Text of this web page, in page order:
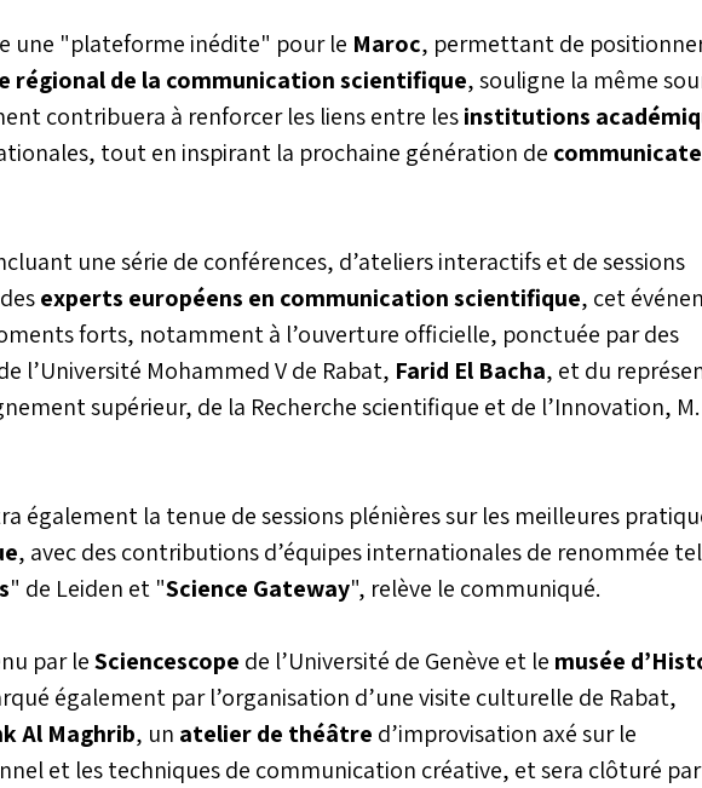
une "plateforme inédite" pour le Maroc, permettant de
régional de la communication scientifique, souligne la même
contribuera à renforcer les liens entre lesinstitutions
tout en inspirant la prochaine génération de
une série de conférences, d’ateliers interactifs et de sessions
experts européens en communication scientifique, cet
forts, notamment à l’ouverture officielle, ponctuée par des
l’Université Mohammed V de Rabat, Farid El Bacha, et du
supérieur, de la Recherche scientifique et de l’Innovation, M.
également la tenue de sessions plénières sur les meilleures
, avec des contributions d’équipes internationales de renommée
" de Leiden et "Science Gateway", relève le communiqué.
par leSciencescope de l’Université de Genève et le musée
également par l’organisation d’une visite culturelle de Rabat,
Al Maghrib, un atelier de théâtre d’improvisation axé sur le
et les techniques de communication créative, et sera clôturé